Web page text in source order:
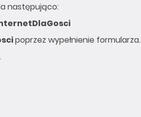
następująco:
poprzez wypełnienie formularza.